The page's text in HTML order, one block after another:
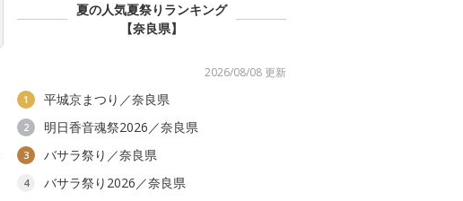
夏の人気夏祭りランキング
【奈良県】
2026/08/08 更新
1 平城京まつり／奈良県
2 明日香音魂祭2026／奈良県
3 バサラ祭り／奈良県
4 バサラ祭り2026／奈良県